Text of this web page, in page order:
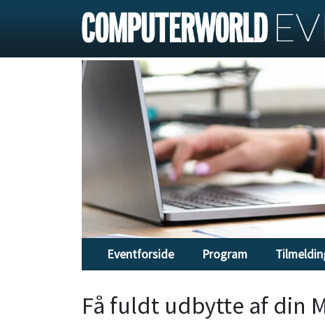
Eventforside Program
Få fuldt udbytte af din